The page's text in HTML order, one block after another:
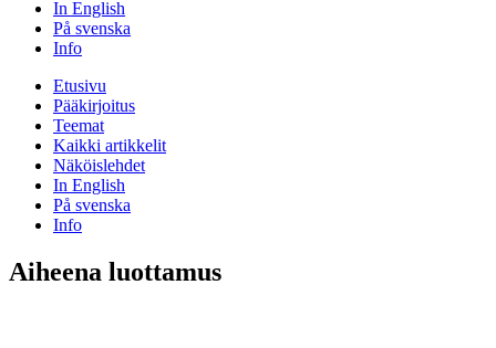
In English
På svenska
Info
Etusivu
Pääkirjoitus
Teemat
Kaikki artikkelit
Näköislehdet
In English
På svenska
Info
Aiheena luottamus